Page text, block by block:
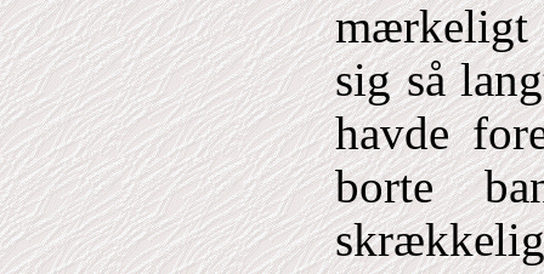
mærkeligt
sig så
havde
borte